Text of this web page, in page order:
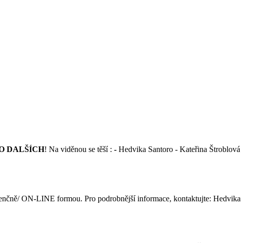
DALŠÍCH! Na viděnou se těší : - Hedvika Santoro - Kateřina Štroblová
ON-LINE formou. Pro podrobnější informace, kontaktujte: Hedvika